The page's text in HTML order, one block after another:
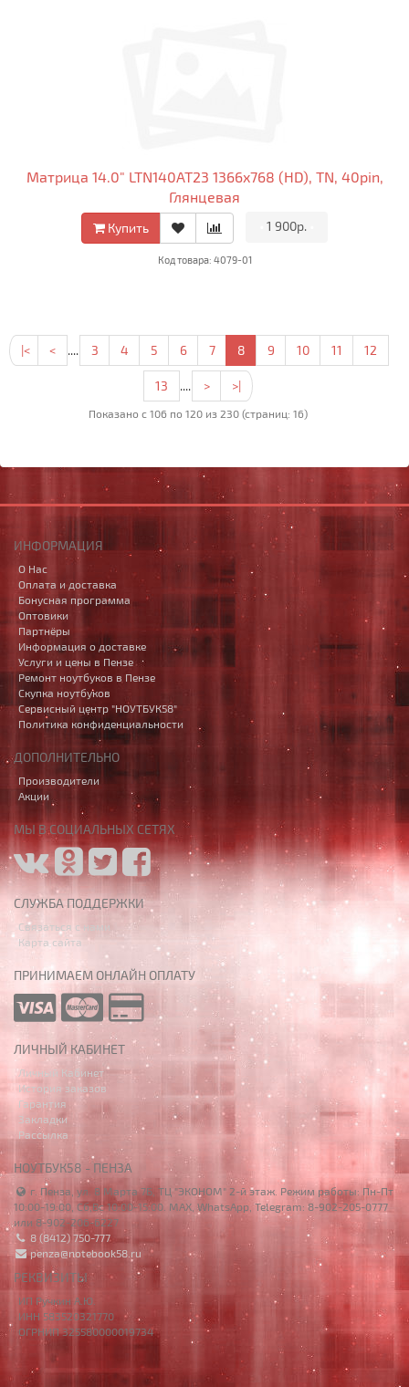
Матрица 14.0" LTN140AT23 1366x768 (HD), TN, 40pin,
Глянцевая
Купить 1 900р.
Код товара: 4079-01
|< < .... 3 4 5 6 7 8 9 10 11 12
13 .... > >|
Показано с 106 по 120 из 230 (страниц: 16)
ИНФОРМАЦИЯ
О Нас
Оплата и доставка
Бонусная программа
Оптовики
Партнёры
Информация о доставке
Услуги и цены в Пензе
Ремонт ноутбуков в Пензе
Скупка ноутбуков
Сервисный центр "НОУТБУК58"
Политика конфиденциальности
ДОПОЛНИТЕЛЬНО
Производители
Акции
МЫ В СОЦИАЛЬНЫХ СЕТЯХ
СЛУЖБА ПОДДЕРЖКИ
Связаться с нами
Карта сайта
ПРИНИМАЕМ ОНЛАЙН ОПЛАТУ
ЛИЧНЫЙ КАБИНЕТ
Личный Кабинет
История заказов
Гарантия
Закладки
Рассылка
НОУТБУК58 - ПЕНЗА
г. Пенза, ул. 8 Марта 7Б, ТЦ "ЭКОНОМ" 2-й этаж. Режим работы: Пн-Пт
10:00-19:00, Сб,Вс 10:00-15:00. MAX, WhatsApp, Telegram: 8-902-205-0777
или 8-902-206-6227
8 (8412) 750-777
penza@notebook58.ru
РЕКВИЗИТЫ
ИП Ручкин А.Ю.
ИНН 583520321770
ОГРНИП 325580000019734